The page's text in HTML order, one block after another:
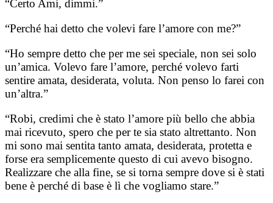
“Certo Ami, dimmi.”
“Perché hai detto che volevi fare l’amore con me?”
“Ho sempre detto che per me sei speciale, non sei solo
un’amica. Volevo fare l’amore, perché volevo farti
sentire amata, desiderata, voluta. Non penso lo farei con
un’altra.”
“Robi, credimi che è stato l’amore più bello che abbia
mai ricevuto, spero che per te sia stato altrettanto. Non
mi sono mai sentita tanto amata, desiderata, protetta e
forse era semplicemente questo di cui avevo bisogno.
Realizzare che alla fine, se si torna sempre dove si è stati
bene è perché di base è lì che vogliamo stare.”